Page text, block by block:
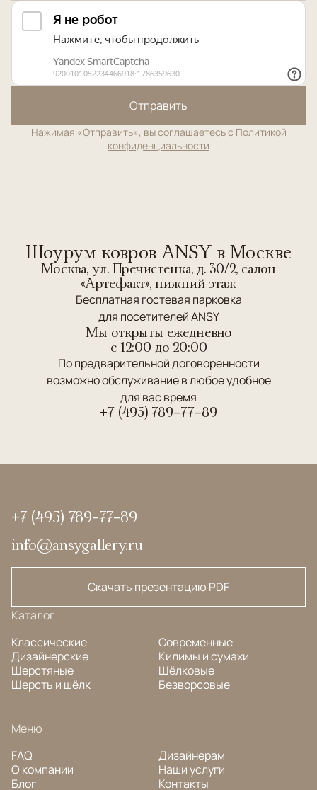
Отправить
Нажимая «Отправить», вы соглашаетесь с Политикой
конфиденциальности
Шоурум ковров ANSY в Москве
Москва, ул. Пречистенка, д. 30/2, салон
«Артефакт», нижний этаж
Бесплатная гостевая парковка
для посетителей ANSY
Мы открыты ежедневно
c 12:00 до 20:00
По предварительной договоренности
возможно обслуживание в любое удобное
для вас время
+7 (495) 789-77-89
+7 (495) 789-77-89
info@ansygallery.ru
Скачать презентацию PDF
Каталог
Классические
Дизайнерские
Шерстяные
Шерсть и шёлк
Современные
Килимы и сумахи
Шёлковые
Безворсовые
Меню
FAQ
О компании
Блог
Дизайнерам
Наши услуги
Контакты